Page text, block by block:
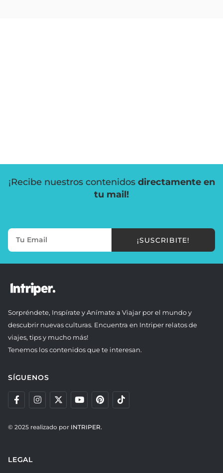
¡Recibe nuestros contenidos directamente en
tu mail!
¡SUSCRIBITE!
Sorpréndete, Inspírate y Anímate a Viajar por el mundo y
descubrir nuevas culturas. Encuentra en Intriper relatos de
viajes, tips y mucho más!
Tenemos los contenidos que te interesan.
SÍGUENOS
© 2025 realizado por INTRIPER.
LEGAL